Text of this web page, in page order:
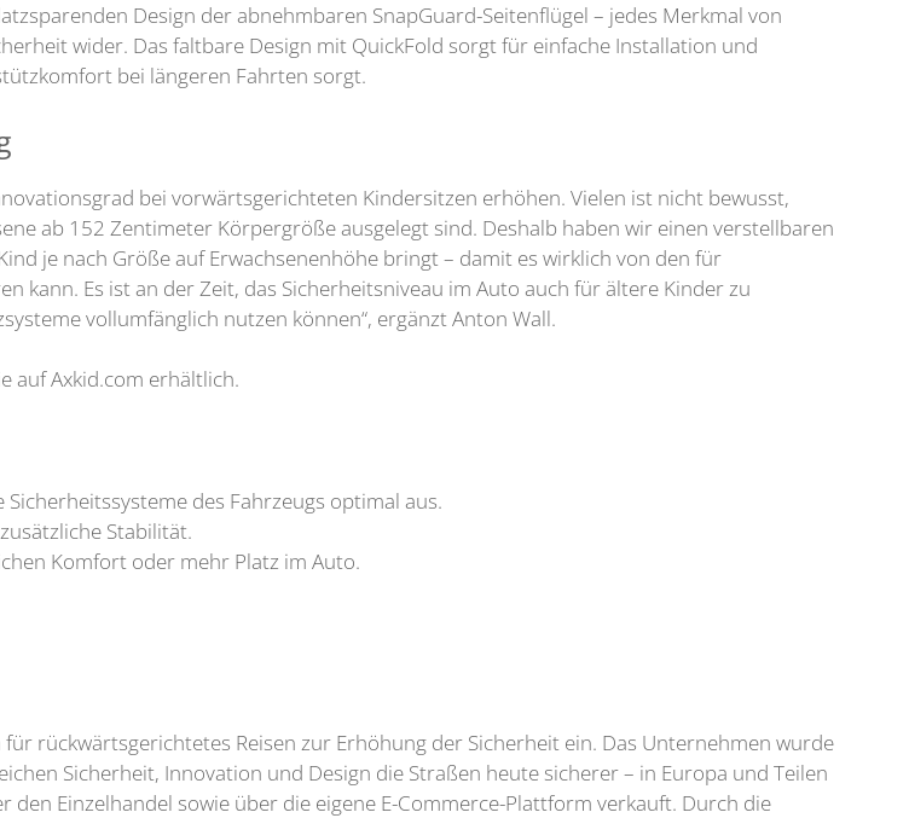
Design der abnehmbaren SnapGuard-Seitenflügel – jedes Merkmal von
wider. Das faltbare Design mit QuickFold sorgt für einfache Installation und
bei längeren Fahrten sorgt.
bei vorwärtsgerichteten Kindersitzen erhöhen. Vielen ist nicht bewusst,
ab 152 Zentimeter Körpergröße ausgelegt sind. Deshalb haben wir einen verstellbaren
je nach Größe auf Erwachsenenhöhe bringt – damit es wirklich von den für
kann. Es ist an der Zeit, das Sicherheitsniveau im Auto auch für ältere Kinder zu
vollumfänglich nutzen können“, ergänzt Anton Wall.
auf Axkid.com erhältlich.
des Fahrzeugs optimal aus.
Stabilität.
Komfort oder mehr Platz im Auto.
rückwärtsgerichtetes Reisen zur Erhöhung der Sicherheit ein. Das Unternehmen wurde
Sicherheit, Innovation und Design die Straßen heute sicherer – in Europa und Teilen
Einzelhandel sowie über die eigene E-Commerce-Plattform verkauft. Durch die